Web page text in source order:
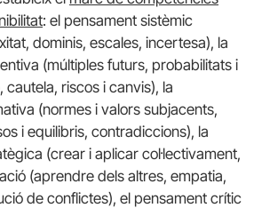
: el pensament sistèmic
dominis, escales, incertesa), la
(múltiples futurs, probabilitats i
cautela, riscos i canvis), la
(normes i valors subjacents,
i equilibris, contradiccions), la
(crear i aplicar col·lectivament,
(aprendre dels altres, empatia,
de conflictes), el pensament crític